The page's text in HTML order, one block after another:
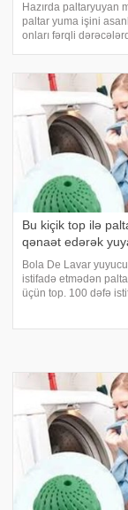
Hazırda paltaryuyan
paltar yuma işini
onları fərqli
Xüsusilə ağ
problemə daha çox
Ağ paltarla
Bu kiçik top ilə
qənaət edərək
Bola De Lavar
istifadə etmədən
üçün top. 100 dəfə